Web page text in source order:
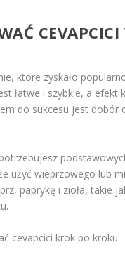
które zyskało
łatwe i szybkie, a
do sukcesu jest
użyć wieprzowego lub
paprykę i zioła, takie
cevapcici krok po kroku: